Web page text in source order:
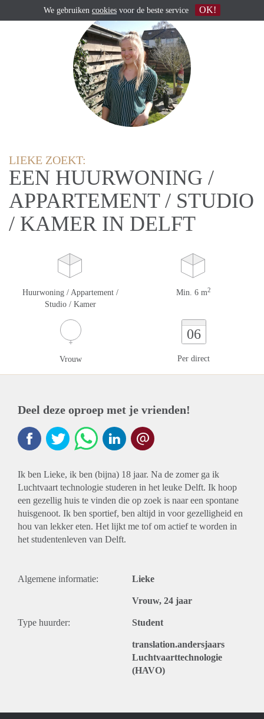
LIEKE ZOEKT:
EEN HUURWONING /
APPARTEMENT / STUDIO
/ KAMER IN DELFT
Huurwoning / Appartement /
Studio / Kamer
Min. 6 m2
Vrouw
06
Per direct
Deel deze oproep met je vrienden!
Ik ben Lieke, ik ben (bijna) 18 jaar. Na de zomer ga ik
Luchtvaart technologie studeren in het leuke Delft. Ik hoop
een gezellig huis te vinden die op zoek is naar een spontane
huisgenoot. Ik ben sportief, ben altijd in voor gezelligheid en
hou van lekker eten. Het lijkt me tof om actief te worden in
het studentenleven van Delft.
Algemene informatie: Lieke
Vrouw, 24 jaar
Type huurder: Student
translation.andersjaars
Luchtvaarttechnologie
(HAVO)
We gebruiken cookies voor de beste service OK!